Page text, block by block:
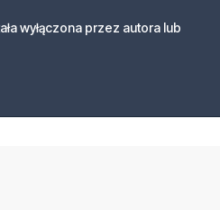
wyłączona przez autora lub